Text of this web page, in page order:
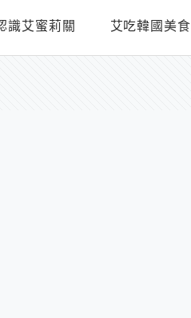
識艾蜜莉關 艾吃韓國美食